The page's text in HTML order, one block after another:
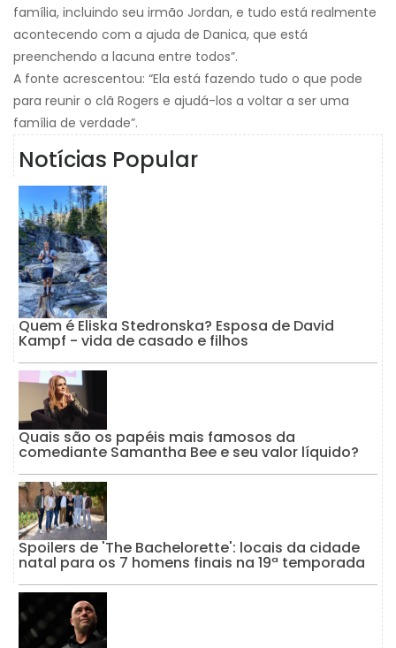
família, incluindo seu irmão Jordan, e tudo está realmente
acontecendo com a ajuda de Danica, que está
preenchendo a lacuna entre todos”.
A fonte acrescentou: “Ela está fazendo tudo o que pode
para reunir o clã Rogers e ajudá-los a voltar a ser uma
família de verdade”.
Notícias Popular
Quem é Eliska Stedronska? Esposa de David
Kampf - vida de casado e filhos
Quais são os papéis mais famosos da
comediante Samantha Bee e seu valor líquido?
Spoilers de 'The Bachelorette': locais da cidade
natal para os 7 homens finais na 19ª temporada